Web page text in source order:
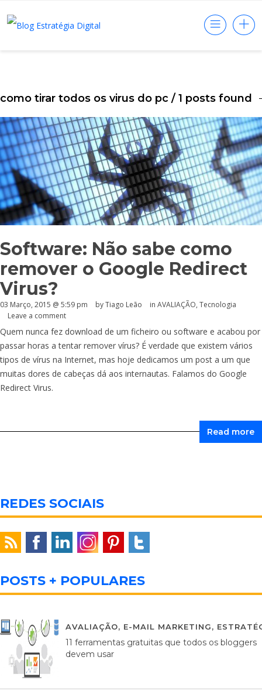
como tirar todos os virus do pc / 1 posts found
Software: Não sabe como
remover o Google Redirect
Virus?
03 Março, 2015 @ 5:59 pm by Tiago Leão in AVALIAÇÃO, Tecnologia
Leave a comment
Quem nunca fez download de um ficheiro ou software e acabou por
passar horas a tentar remover vírus? É verdade que existem vários
tipos de vírus na Internet, mas hoje dedicamos um post a um que
muitas dores de cabeças dá aos internautas. Falamos do Google
Redirect Virus.
Read more
REDES SOCIAIS
POSTS + POPULARES
AVALIAÇÃO, E-MAIL MARKETING,
11 ferramentas gratuitas que todos os bloggers
devem usar